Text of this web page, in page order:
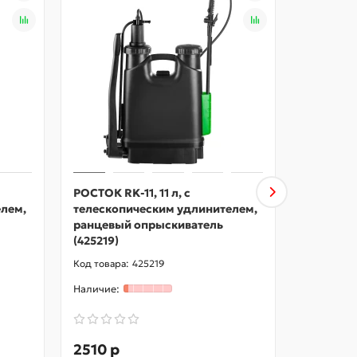
РОСТОК RK-11, 11 л, с
телескопическим удлинителем,
ранцевый опрыскиватель
(425219)
425219
2510 р